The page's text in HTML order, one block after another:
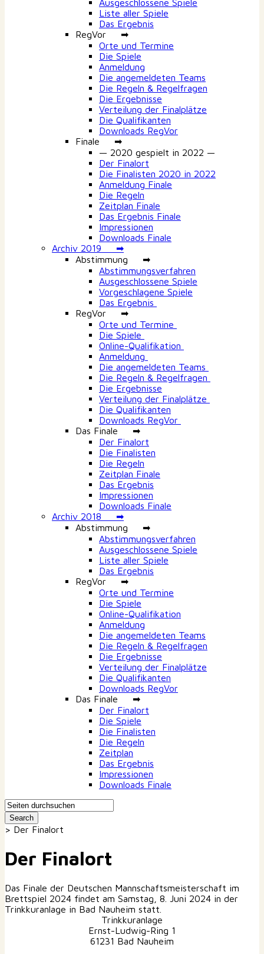
Ausgeschlossene Spiele
Liste aller Spiele
Das Ergebnis
RegVor ➡
Orte und Termine
Die Spiele
Anmeldung
Die angemeldeten Teams
Die Regeln & Regelfragen
Die Ergebnisse
Verteilung der Finalplätze
Die Qualifikanten
Downloads RegVor
Finale ➡
— 2020 gespielt in 2022 —
Der Finalort
Die Finalisten 2020 in 2022
Anmeldung Finale
Die Regeln
Zeitplan Finale
Das Ergebnis Finale
Impressionen
Downloads Finale
Archiv 2019 ➡
Abstimmung ➡
Abstimmungsverfahren
Ausgeschlossene Spiele
Vorgeschlagene Spiele
Das Ergebnis
RegVor ➡
Orte und Termine
Die Spiele
Online-Qualifikation
Anmeldung
Die angemeldeten Teams
Die Regeln & Regelfragen
Die Ergebnisse
Verteilung der Finalplätze
Die Qualifikanten
Downloads RegVor
Das Finale ➡
Der Finalort
Die Finalisten
Die Regeln
Zeitplan Finale
Das Ergebnis
Impressionen
Downloads Finale
Archiv 2018 ➡
Abstimmung ➡
Abstimmungsverfahren
Ausgeschlossene Spiele
Liste aller Spiele
Das Ergebnis
RegVor ➡
Orte und Termine
Die Spiele
Online-Qualifikation
Anmeldung
Die angemeldeten Teams
Die Regeln & Regelfragen
Die Ergebnisse
Verteilung der Finalplätze
Die Qualifikanten
Downloads RegVor
Das Finale ➡
Der Finalort
Die Spiele
Die Finalisten
Die Regeln
Zeitplan
Das Ergebnis
Impressionen
Downloads Finale
> Der Finalort
Der Finalort
Das Finale der Deutschen Mannschaftsmeisterschaft im
Brettspiel 2024 findet am Samstag, 8. Juni 2024 in der
Trinkkuranlage in Bad Nauheim statt.
Trinkkuranlage
Ernst-Ludwig-Ring 1
61231 Bad Nauheim